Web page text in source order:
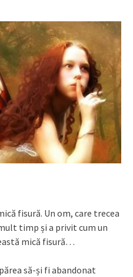
fisură. Un om, care trecea
timp și a privit cum un
mică fisură…
să-și fi abandonat